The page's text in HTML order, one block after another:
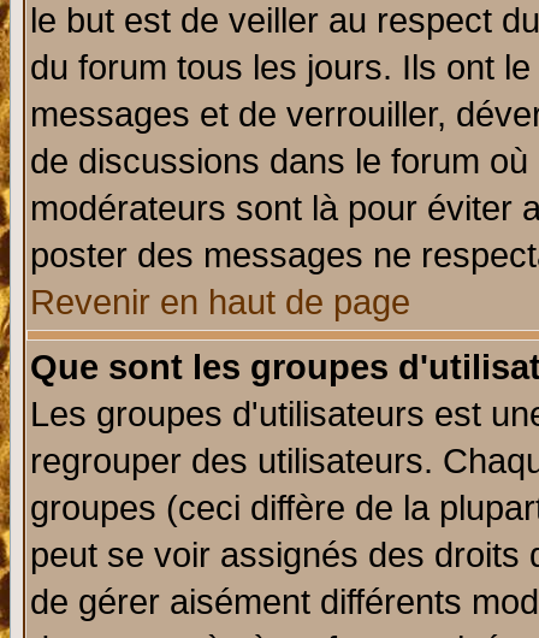
le but est de veiller au respect
du forum tous les jours. Ils ont
messages et de verrouiller,
de discussions dans le forum
modérateurs sont là pour éviter
poster des messages ne
Revenir en haut de page
Que sont les groupes
Les groupes d'utilisateurs est
regrouper des utilisateurs.
groupes (ceci diffère de la
peut se voir assignés des
de gérer aisément différents